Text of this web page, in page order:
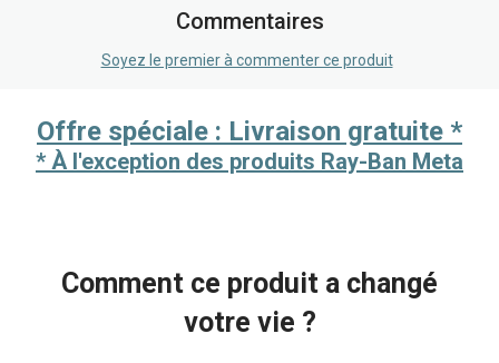
Commentaires
Soyez le premier à commenter ce produit
Offre spéciale : Livraison gratuite *
* À l'exception des produits Ray-Ban Meta
Comment ce produit a changé
votre vie ?